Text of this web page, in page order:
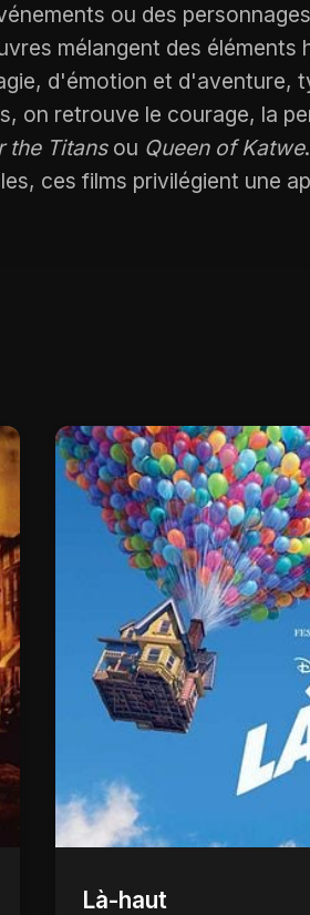
ou des
mélangent des éléments
d'émotion et d'aventure,
on retrouve le courage, la
the Titansou Queen of Katwe
ces films privilégient une
Là-haut